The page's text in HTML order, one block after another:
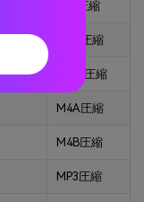
APE圧縮
WAV圧縮
FLAC圧縮
M4A圧縮
M4B圧縮
MP3圧縮